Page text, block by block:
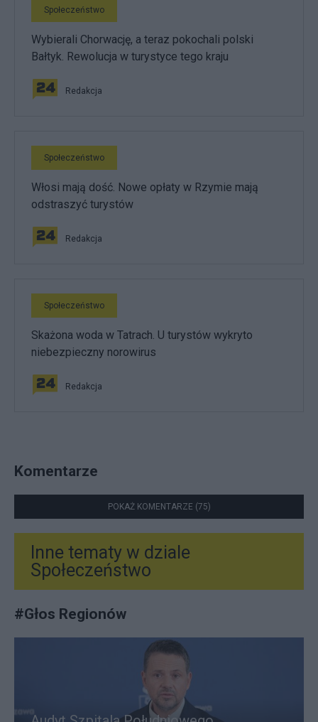
Społeczeństwo
Wybierali Chorwację, a teraz pokochali polski
Bałtyk. Rewolucja w turystyce tego kraju
Redakcja
Społeczeństwo
Włosi mają dość. Nowe opłaty w Rzymie mają
odstraszyć turystów
Redakcja
Społeczeństwo
Skażona woda w Tatrach. U turystów wykryto
niebezpieczny norowirus
Redakcja
Komentarze
POKAŻ KOMENTARZE (75)
Inne tematy w dziale
Społeczeństwo
#Głos Regionów